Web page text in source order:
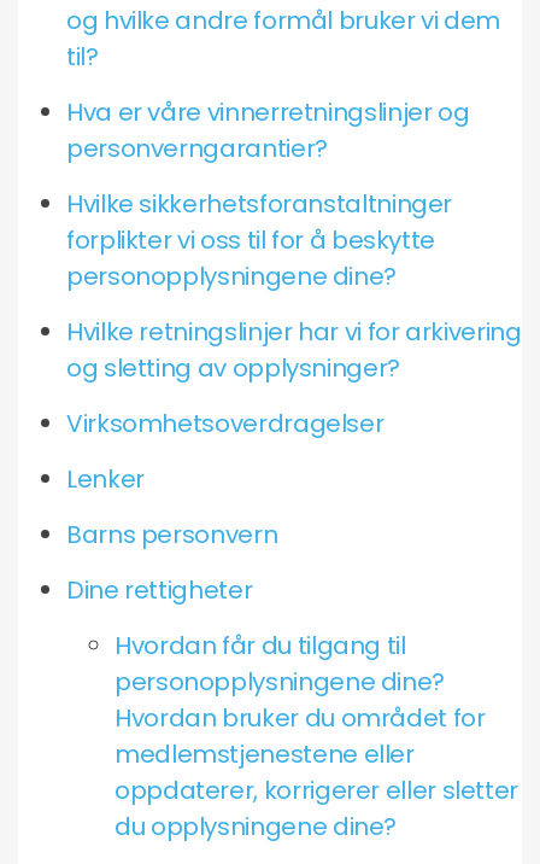
og hvilke andre formål bruker vi dem
til?
Hva er våre vinnerretningslinjer og
personverngarantier?
Hvilke sikkerhetsforanstaltninger
forplikter vi oss til for å beskytte
personopplysningene dine?
Hvilke retningslinjer har vi for arkivering
og sletting av opplysninger?
Virksomhetsoverdragelser
Lenker
Barns personvern
Dine rettigheter
Hvordan får du tilgang til
personopplysningene dine?
Hvordan bruker du området for
medlemstjenestene eller
oppdaterer, korrigerer eller sletter
du opplysningene dine?